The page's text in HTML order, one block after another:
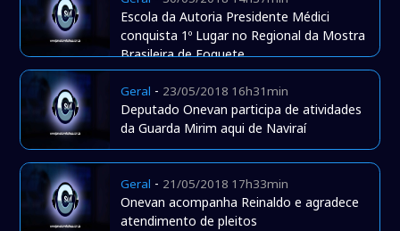
Escola da Autoria Presidente Médici
conquista 1º Lugar no Regional da Mostra
Brasileira de Foguete
Geral - 23/05/2018 16h31min
Deputado Onevan participa de atividades
da Guarda Mirim aqui de Naviraí
Geral - 21/05/2018 17h33min
Onevan acompanha Reinaldo e agradece
atendimento de pleitos